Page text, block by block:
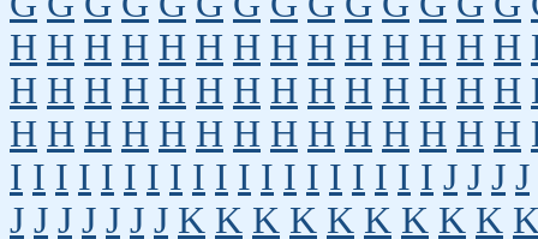
H H H H H H H H H H H H H H
H H H H H H H H H H H H H H
H H H H H H H H H H H H H H
I I I I I I I I I I I I I I I I I I I J J J J
J J J J J J J K K K K K K K K K